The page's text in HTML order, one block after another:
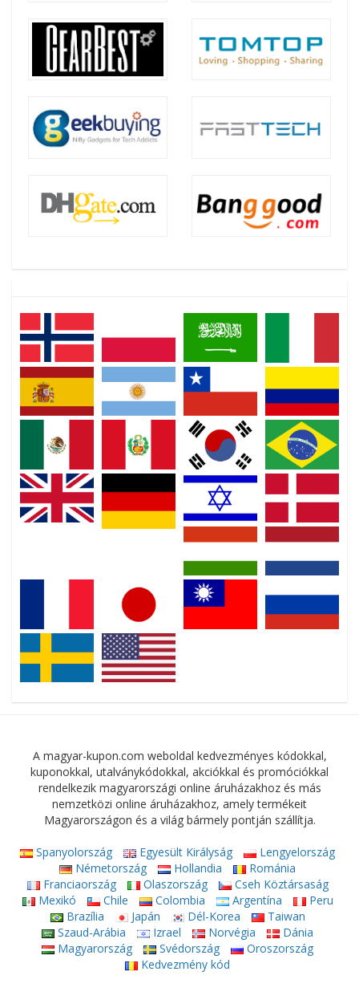
A magyar-kupon.com weboldal kedvezményes kódokkal,
kuponokkal, utalványkódokkal, akciókkal és promóciókkal
rendelkezik magyarországi online áruházakhoz és más
nemzetközi online áruházakhoz, amely termékeit
Magyarországon és a világ bármely pontján szállítja.
Spanyolország Egyesült Királyság
Lengyelország
Németország
Hollandia
Románia
Franciaország
Olaszország
Cseh Köztársaság
Mexikó
Chile Colombia Argentína
Peru
Brazília
Japán Dél-Korea
Taiwan
Szaud-Arábia
Izrael Norvégia
Dánia
Magyarország
Svédország
Oroszország
Kedvezmény kód